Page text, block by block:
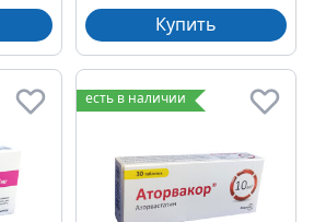
Купить
есть в наличии